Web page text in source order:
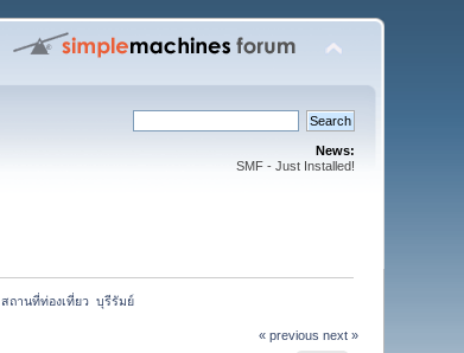
News:
SMF - Just Installed!
สถานที่ท่องเที่ยว  บุรีรัมย์
« previous next »